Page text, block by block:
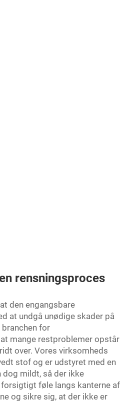
rensningsproces
den engangsbare
at undgå unødige skader på
for
mange restproblemer opstår
over. Vores virksomheds
stof og er udstyret med en
mildt, så der ikke
føle langs kanterne af
og sikre sig, at der ikke er